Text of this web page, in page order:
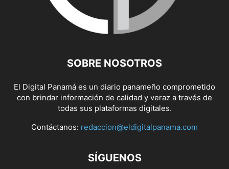
SOBRE NOSOTROS
El Digital Panamá es un diario panameño comprometido
con brindar información de calidad y veraz a través de
todas sus plataformas digitales.
Contáctanos: redaccion@eldigitalpanama.com
SÍGUENOS